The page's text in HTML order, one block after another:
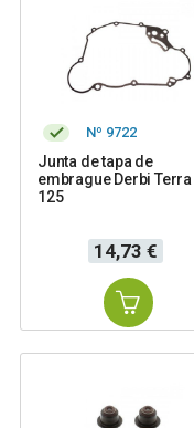
Nº 9722
Junta de tapa de
embrague Derbi Terra
125
Precio
14,73 €